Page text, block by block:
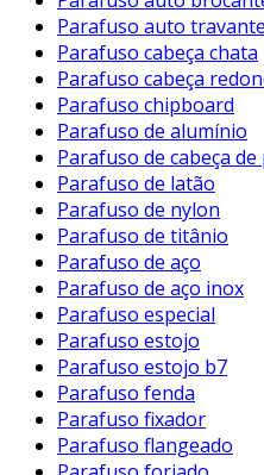
parafusos com
como tamanhos e
adaptando-se
personalizados.
Aplicações do
Os parafusos usinados são
utilizados em diversos
apresentadas algumas das
aplicações:
Indústria Automotiva
montagem de
garantindo a
Aeroespacial:
que requerem extrema
Parafuso auto travante
Parafuso cabeça chata
Parafuso cabeça
Parafuso chipboard
Parafuso de alumínio
Parafuso de cabeça de
Parafuso de latão
Parafuso de nylon
Parafuso de titânio
Parafuso de aço
Parafuso de aço inox
Parafuso especial
Parafuso estojo
Parafuso estojo b7
Parafuso fenda
Parafuso fixador
Parafuso flangeado